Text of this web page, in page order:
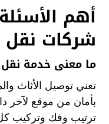
أهم
شركات
ما معنى خدمة
تعني توصيل الأثاث
بأمان من موقع لآخر
ترتيب وفك وتركيب